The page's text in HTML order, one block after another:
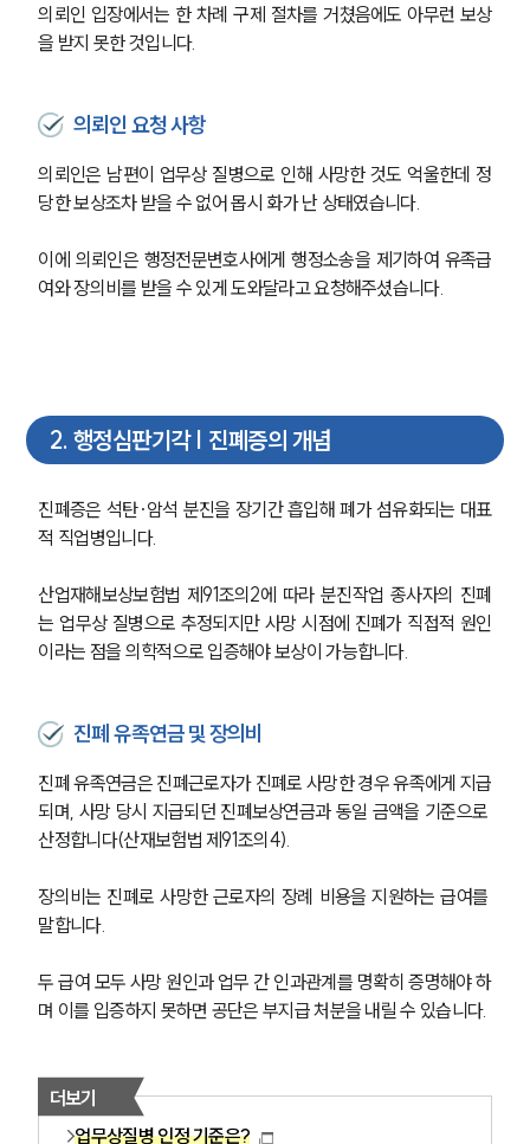
의뢰인 입장에서는 한 차례 구제 절차를 거쳤음에도 아무런 보상
을 받지 못한 것입니다.
의뢰인 요청 사항
의뢰인은 남편이 업무상 질병으로 인해 사망한 것도 억울한데 정
당한 보상조차 받을 수 없어 몹시 화가 난 상태였습니다.
이에 의뢰인은 행정전문변호사에게 행정소송을 제기하여 유족급
여와 장의비를 받을 수 있게 도와달라고 요청해주셨습니다.
2. 행정심판기각 | 진폐증의 개념
진폐증은 석탄·암석 분진을 장기간 흡입해 폐가 섬유화되는 대표
적 직업병입니다.
산업재해보상보험법 제91조의2에 따라 분진작업 종사자의 진폐
는 업무상 질병으로 추정되지만 사망 시점에 진폐가 직접적 원인
이라는 점을 의학적으로 입증해야 보상이 가능합니다.
진폐 유족연금 및 장의비
진폐 유족연금은 진폐근로자가 진폐로 사망한 경우 유족에게 지급
되며, 사망 당시 지급되던 진폐보상연금과 동일 금액을 기준으로
산정합니다(산재보험법 제91조의4).
장의비는 진폐로 사망한 근로자의 장례 비용을 지원하는 급여를
말합니다.
두 급여 모두 사망 원인과 업무 간 인과관계를 명확히 증명해야 하
며 이를 입증하지 못하면 공단은 부지급 처분을 내릴 수 있습니다.
더보기
업무상질병 인정 기준은?